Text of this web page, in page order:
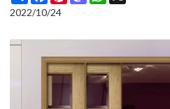
2022/10/24